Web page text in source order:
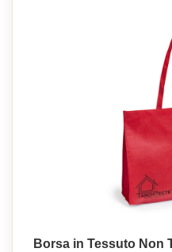
Borsa in Tessuto Non